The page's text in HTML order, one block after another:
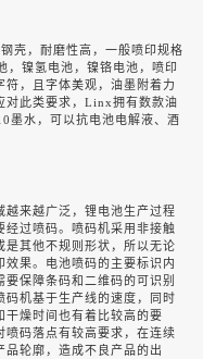
壳，耐磨性高，一般喷印规格
，镍氢电池，镍铬电池，喷印
，且字体美观，油墨附着力
此类要求， Linx拥有数款油
墨水，可以抗电池电解液、酒
越来越广泛，锂电池生产过程
过喷码。喷码机采用非接触
是其他不规则形状，所以无论
果。电池喷码的主要标识内
保障条码和二维码的可识别
码机基于生产线的速度，同时
干燥时间也有着比较高的要
喷码落点有较高要求，在连续
品轮廓，造成不良产品的出